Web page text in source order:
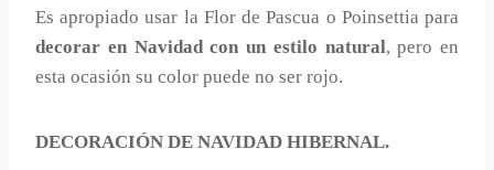
Es apropiado usar la Flor de Pascua o Poinsettia para
decorar en Navidad con un estilo natural, pero en
esta ocasión su color puede no ser rojo.
DECORACIÓN DE NAVIDAD HIBERNAL.